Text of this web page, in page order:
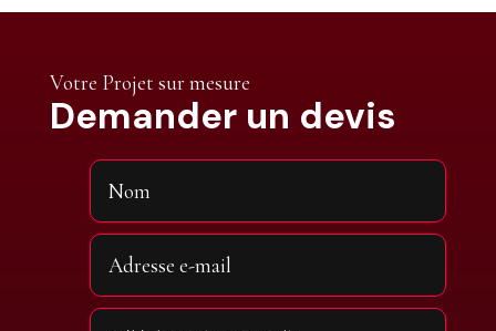
Votre Projet sur mesure
Demander un devis